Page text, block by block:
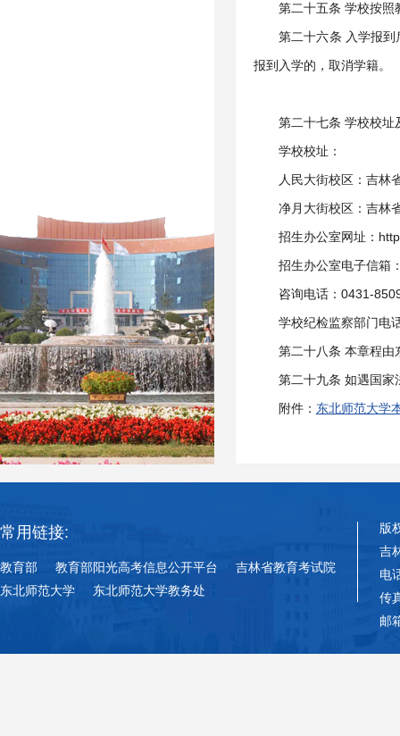
第二十五条 学校按照
第二十六条 入学报
报到入学的，取消学籍。
第二十七条 学校校址
学校校址：
人民大街校区：吉林
净月大街校区：吉林
招生办公室网址：
招生办公室电子信箱
咨询电话：0431-
学校纪检监察部门电
第二十八条 本章程由
第二十九条 如遇国家
附件： 东北师范大学
常用链接:
教育部 教育部阳光高考信息公开平台
吉林省教育考试院
东北师范大学
东北师范大学教务处
版
吉
电
传
邮